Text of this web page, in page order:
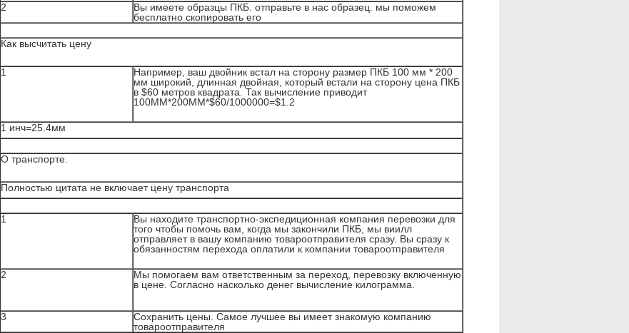
2
Вы имеете образцы ПКБ. отправьте в нас образец. мы поможем
бесплатно скопировать его
Как высчитать цену
1
Например, ваш двойник встал на сторону размер ПКБ 100 мм * 200
мм широкий, длинная двойная, который встали на сторону цена ПКБ
в $60 метров квадрата. Так вычисление приводит
100ММ*200ММ*$60/1000000=$1.2
1 инч=25.4мм
О транспорте.
Полностью цитата не включает цену транспорта
1
Вы находите транспортно-экспедиционная компания перевозки для
того чтобы помочь вам, когда мы закончили ПКБ, мы виилл
отправляет в вашу компанию товароотправителя сразу. Вы сразу к
обязанностям перехода оплатили к компании товароотправителя
2
Мы помогаем вам ответственным за переход, перевозку включенную
в цене. Согласно насколько денег вычисление килограмма.
3
Сохранить цены. Самое лучшее вы имеет знакомую компанию
товароотправителя